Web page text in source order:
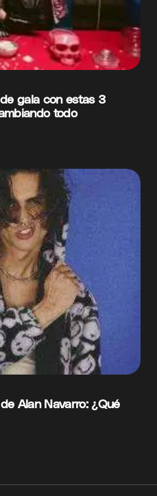
gala con estas 3
todo
Alan Navarro: ¿Qué